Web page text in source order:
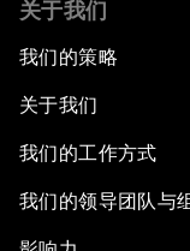
关于我们
我们的策略
关于我们
我们的工作方式
我们的领导团队与